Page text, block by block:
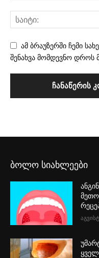
ამ ბრაუზერში ჩემი
შენახვა მომდევნო დროს
ბოლო სიახლეები